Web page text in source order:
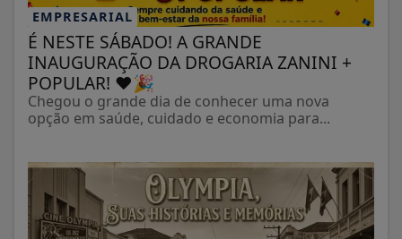
Arquivo Público de Olímpia disponibiliza
acervo digital com livros e revistas...
Portal reúne obras raras e publicações históricas
sobre o município, ampliando o...